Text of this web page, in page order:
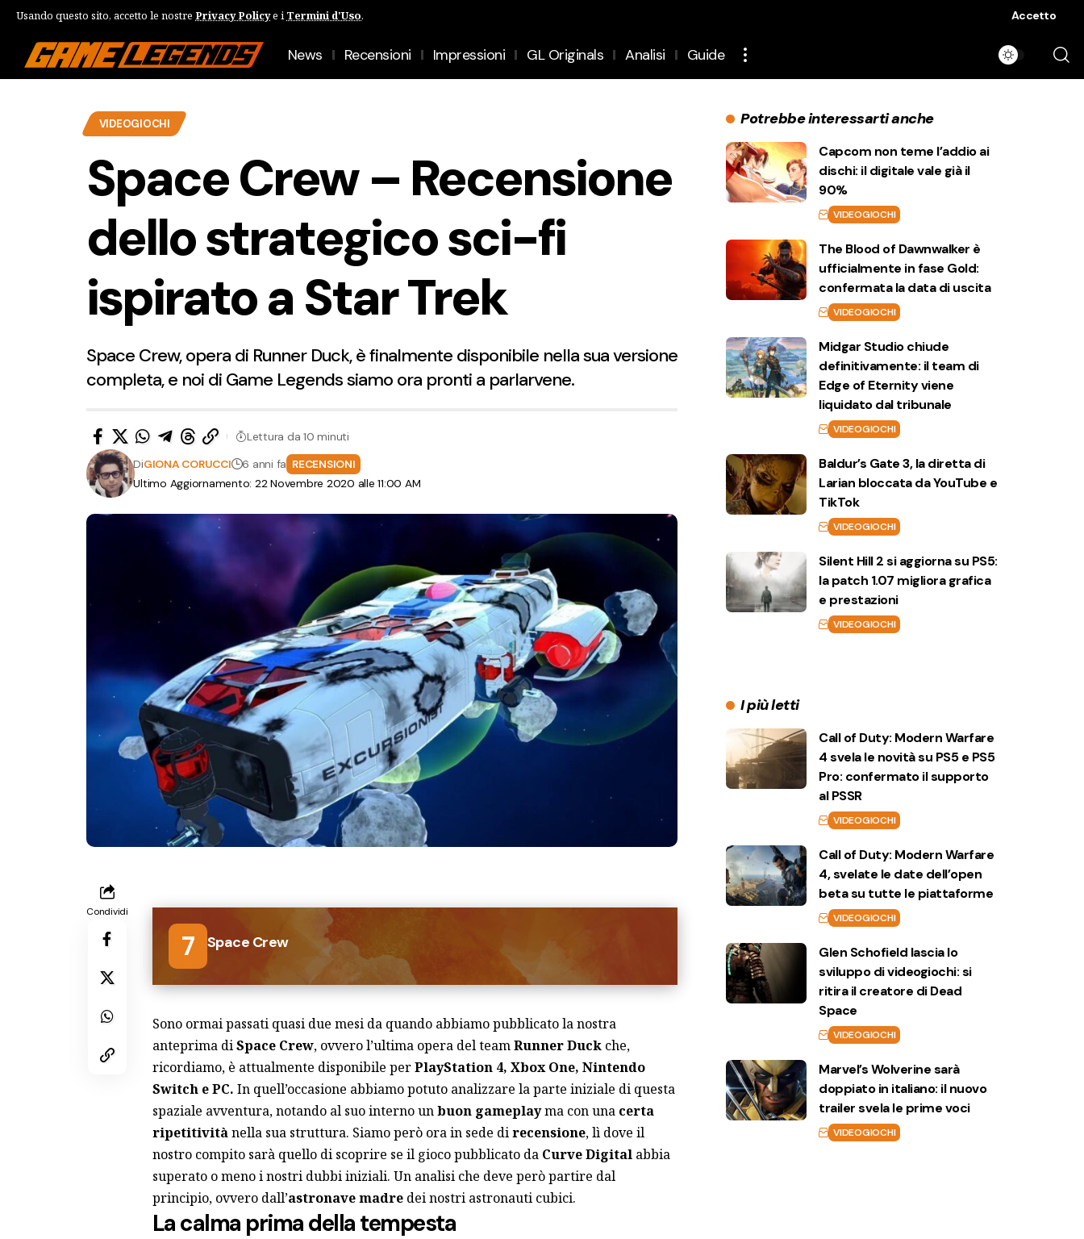
Usando questo sito, accetto le nostre Privacy Policye i Termini d'Uso. Accetto
News Recensioni Impressioni GL Originals Analisi Guide
VIDEOGIOCHI
Space Crew – Recensione
dello strategico sci-fi
ispirato a Star Trek
Space Crew, opera di Runner Duck, è finalmente disponibile nella sua versione
completa, e noi di Game Legends siamo ora pronti a parlarvene.
Ultimo Aggiornamento: 22 Novembre 2020 alle 11:00 AM
DiGIONA CORUCCI 6 anni fa RECENSIONI
Lettura da 10 minuti
Condividi
7 Space Crew
Sono ormai passati quasi due mesi da quando abbiamo pubblicatola nostra
anteprimadiSpace Crew, ovvero l’ultima opera del teamRunner Duck che,
ricordiamo, è attualmente disponibile perPlayStation 4, Xbox One, Nintendo
Switch e PC. In quell’occasione abbiamo potuto analizzare la parte iniziale di questa
spaziale avventura, notando al suo interno unbuon gameplayma con una certa
ripetitivitànella sua struttura. Siamo però ora in sede direcensione, lì dove il
nostro compito sarà quello di scoprire se il gioco pubblicato da Curve Digitalabbia
superato o meno i nostri dubbi iniziali. Un analisi che deve però partire dal
principio, ovvero dall’astronave madredei nostri astronauti cubici.
La calma prima della tempesta
Potrebbe interessarti anche
Capcom non teme l’addio ai
dischi: il digitale vale già il
90%
VIDEOGIOCHI
The Blood of Dawnwalker è
ufficialmente in fase Gold:
confermata la data di uscita
VIDEOGIOCHI
Midgar Studio chiude
definitivamente: il team di
Edge of Eternity viene
liquidato dal tribunale
VIDEOGIOCHI
Baldur’s Gate 3, la diretta di
Larian bloccata da YouTube e
TikTok
VIDEOGIOCHI
Silent Hill 2 si aggiorna su PS5:
la patch 1.07 migliora grafica
e prestazioni
VIDEOGIOCHI
I più letti
Call of Duty: Modern Warfare
4 svela le novità su PS5 e PS5
Pro: confermato il supporto
al PSSR
VIDEOGIOCHI
Call of Duty: Modern Warfare
4, svelate le date dell’open
beta su tutte le piattaforme
VIDEOGIOCHI
Glen Schofield lascia lo
sviluppo di videogiochi: si
ritira il creatore di Dead
Space
VIDEOGIOCHI
Marvel’s Wolverine sarà
doppiato in italiano: il nuovo
trailer svela le prime voci
VIDEOGIOCHI